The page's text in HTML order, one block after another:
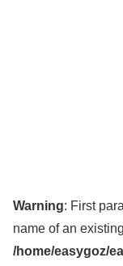
Warning: First
name of an
/home/easygoz/